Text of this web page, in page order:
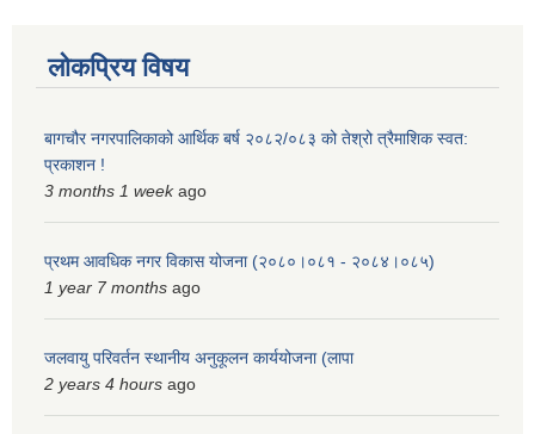
लोकप्रिय विषय
बागचौर नगरपालिकाको आर्थिक बर्ष २०८२/०८३ को तेश्रो त्रैमाशिक स्वत:
प्रकाशन !
3 months 1 weekago
प्रथम आवधिक नगर विकास योजना (२०८०।०८१ - २०८४।०८५)
1 year 7 months ago
जलवायु परिवर्तन स्थानीय अनुकूलन कार्ययोजना (लापा
2 years 4 hours ago